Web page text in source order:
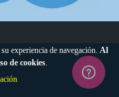
experiencia de navegación. Al
de cookies.